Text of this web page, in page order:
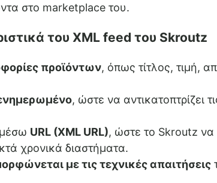
στο marketplace του.
του XML feed του Skroutz
προϊόντων, όπως τίτλος, τιμή,
, ώστε να αντικατοπτρίζει
μέσω URL (XML URL), ώστε το Skroutz να
χρονικά διαστήματα.
με τις τεχνικές απαιτήσεις